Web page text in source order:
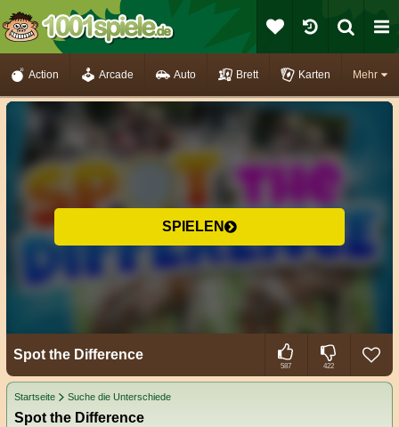
Mehr
Action Arcade Auto Brett Karten
SPIELEN
Spot the Difference
587 422
Startseite Suche die Unterschiede
Spot the Difference